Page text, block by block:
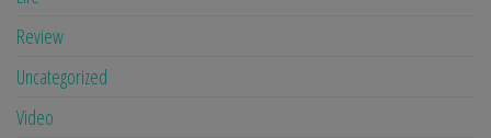
Review
Uncategorized
Video